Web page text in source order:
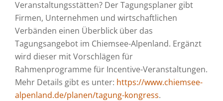
Veranstaltungsstätten? Der Tagungsplaner gibt
Firmen, Unternehmen und wirtschaftlichen
Verbänden einen Überblick über das
Tagungsangebot im Chiemsee-Alpenland. Ergänzt
wird dieser mit Vorschlägen für
Rahmenprogramme für Incentive-Veranstaltungen.
Mehr Details gibt es unter: https://www.chiemsee-
alpenland.de/planen/tagung-kongress.